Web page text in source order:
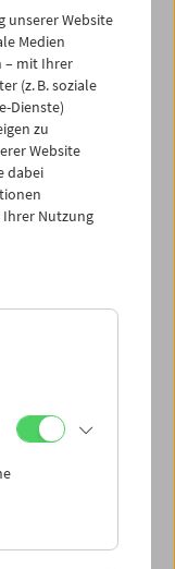
für
Dezember an
der Kassa
Das Ritual
Monsterclass-
die seine Zeit
den
Option.
unserer Website
Medien
– mit Ihrer
(z. B. soziale
Dienste)
zu
Website
dabei
Ihrer Nutzung